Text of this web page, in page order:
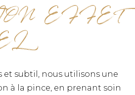
EFFET
et subtil, nous utilisons une
à la pince, en prenant soin